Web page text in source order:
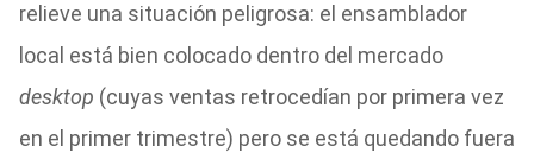
relieve una situación peligrosa: el ensamblador
local está bien colocado dentro del mercado
desktop (cuyas ventas retrocedían por primera vez
en el primer trimestre) pero se está quedando fuera